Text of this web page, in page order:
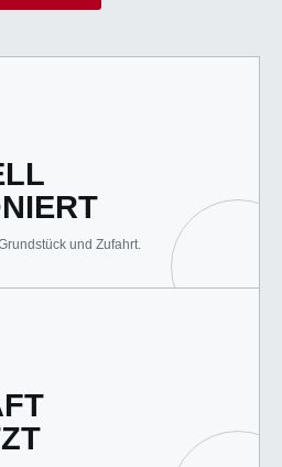
und Zufahrt.